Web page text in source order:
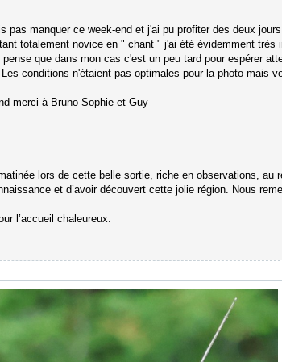
pas manquer ce week-end et j'ai pu profiter des deux
totalement novice en " chant " j'ai été évidemment
que dans mon cas c'est un peu tard pour espérer
conditions n'étaient pas optimales pour la photo mais
merci à Bruno Sophie et Guy
lors de cette belle sortie, riche en observations, au
et d’avoir découvert cette jolie région. Nous
l’accueil chaleureux.